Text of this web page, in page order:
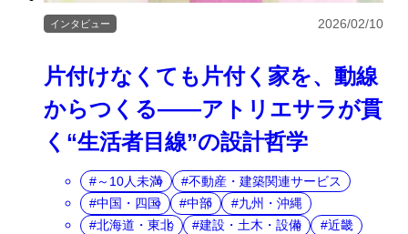
片付けなくても片付く家を、動線
からつくる――アトリエサラが貫
く“生活者目線”の設計哲学
インタビュー 2026/02/10
～10人未満
不動産・建築関連サービス
中国・四国
中部
九州・沖縄
北海道・東北
建設・土木・設備
近畿